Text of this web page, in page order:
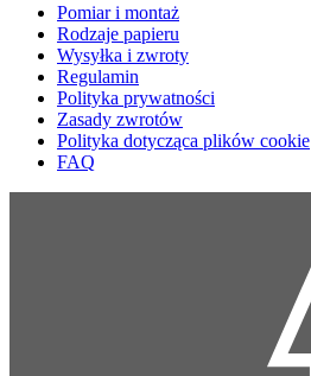
Pomiar i montaż
Rodzaje papieru
Wysyłka i zwroty
Regulamin
Polityka prywatności
Zasady zwrotów
Polityka dotycząca plików cookie
FAQ